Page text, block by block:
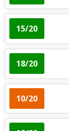
15/20
18/20
10/20